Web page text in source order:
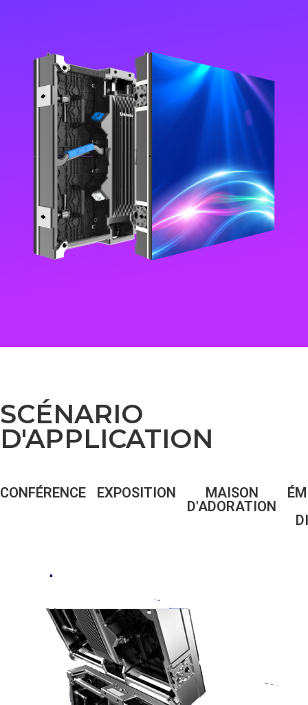
SCÉNARIO
D'APPLICATION
CONFÉRENCE EXPOSITION
MAISON
D'ADORATION